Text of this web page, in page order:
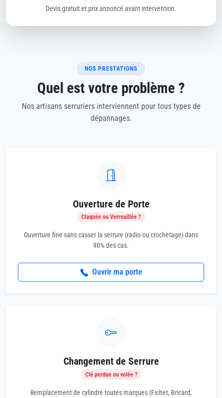
Devis gratuit et prix annoncé avant intervention.
NOS PRESTATIONS
Quel est votre problème ?
Nos artisans serruriers interviennent pour tous types de
dépannages.
Ouverture de Porte
Claquée ou Verrouillée ?
Ouverture fine sans casser la serrure (radio ou crochetage) dans
90% des cas.
Ouvrir ma porte
Changement de Serrure
Clé perdue ou volée ?
Remplacement de cylindre toutes marques (Fichet, Bricard,